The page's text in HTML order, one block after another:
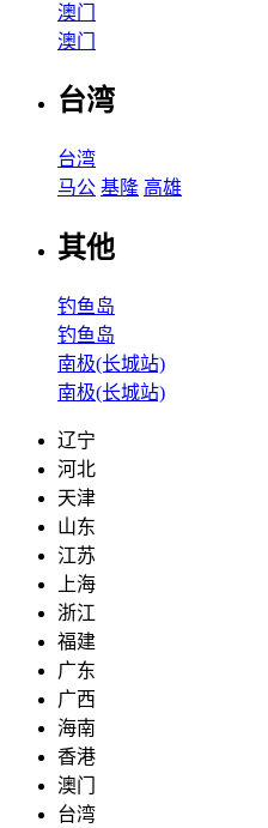
澳门
澳门
台湾
台湾
马公 基隆 高雄
其他
钓鱼岛
钓鱼岛
南极(长城站)
南极(长城站)
辽宁
河北
天津
山东
江苏
上海
浙江
福建
广东
广西
海南
香港
澳门
台湾